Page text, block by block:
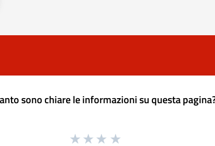
sono chiare le informazioni su questa